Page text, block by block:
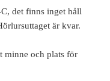
det finns inget håll
är kvar.
minne och plats för